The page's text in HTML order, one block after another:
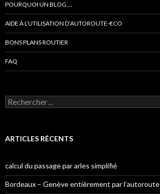
POURQUOI UN BLOG …
AIDE À L’UTILISATION D’AUTOROUTE-€CO
BONS PLANS ROUTIER
FAQ
Rechercher :
ARTICLES RÉCENTS
calcul du passage par arles simplifié
Bordeaux – Genève entièrement par l’autoroute